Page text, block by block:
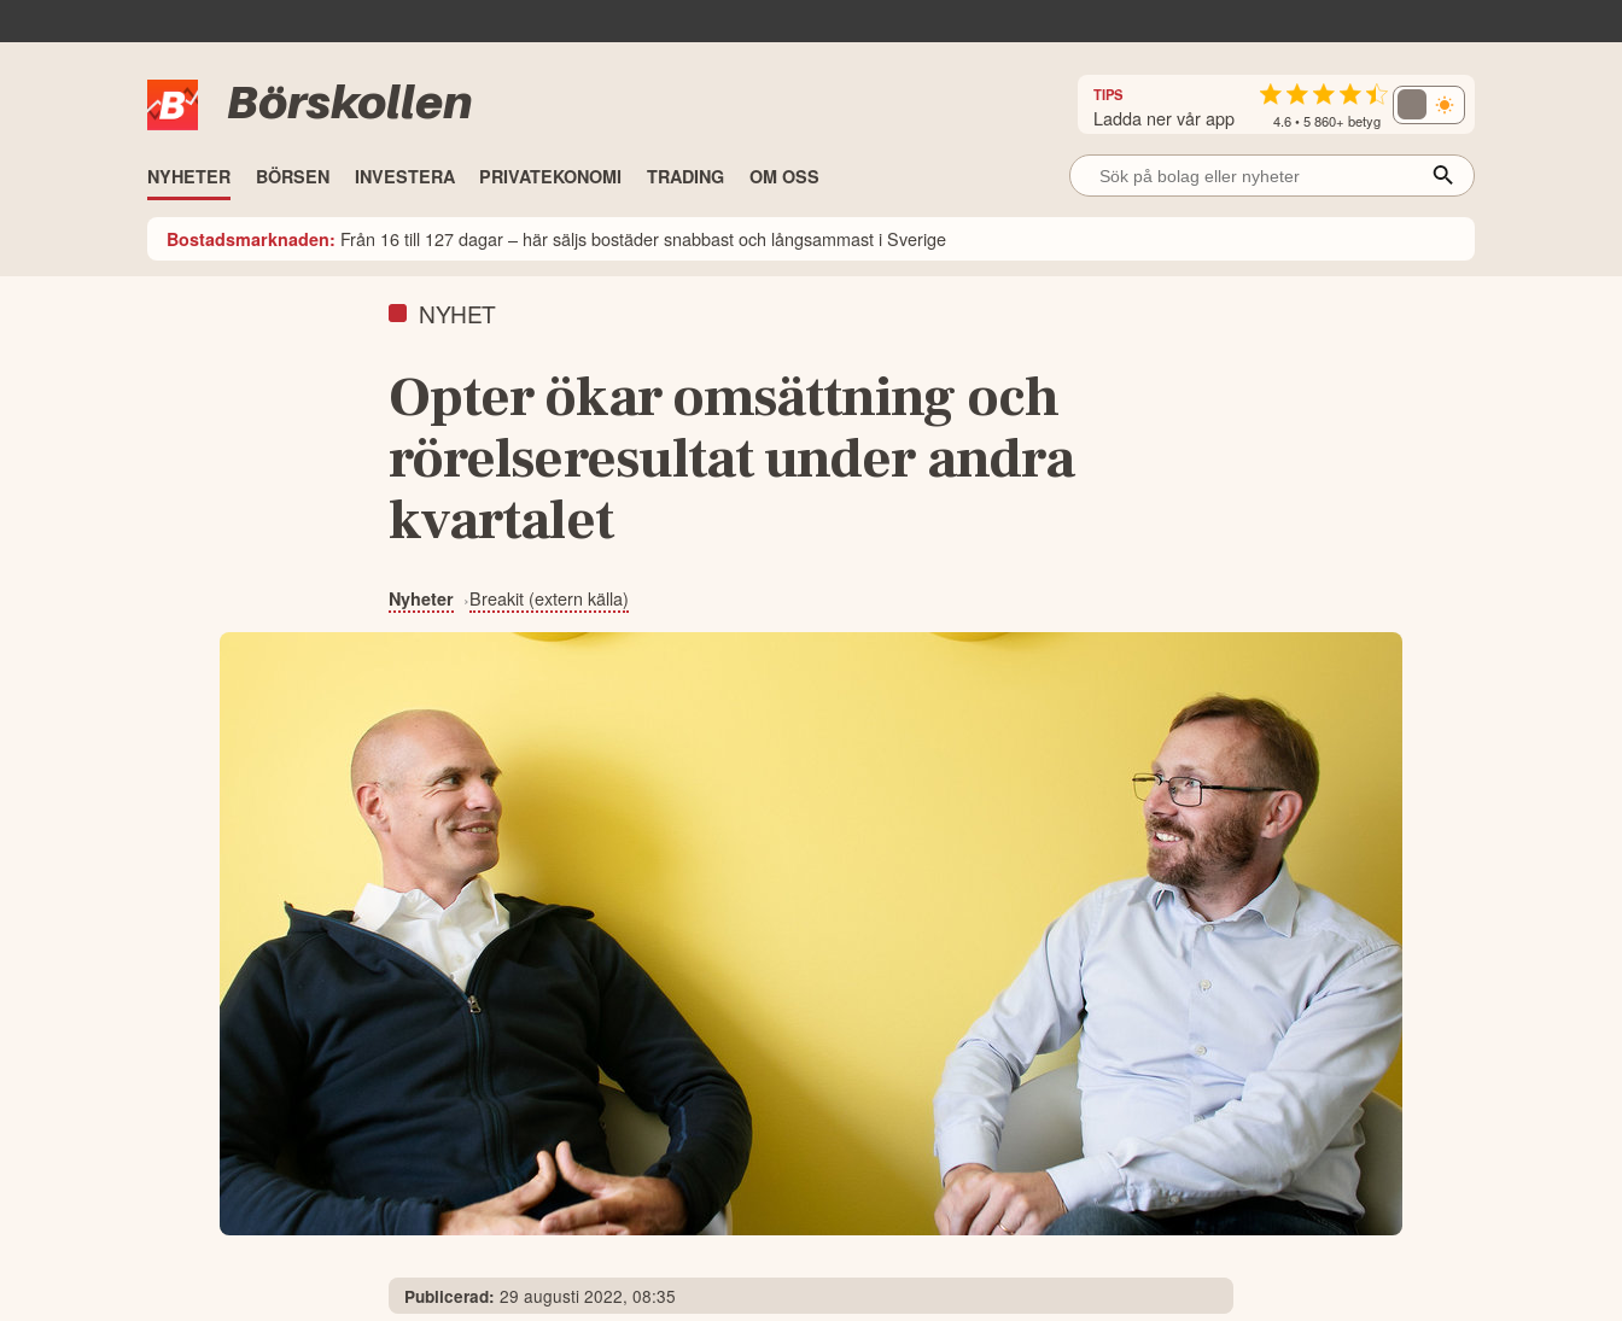
Börskollen TIPS
Ladda ner vår app 4.6 • 5 860+ betyg
NYHETER BÖRSEN INVESTERA PRIVATEKONOMI TRADING OM OSS
Bostadsmarknaden: Från 16 till 127 dagar – här säljs bostäder snabbast och långsammast i Sverige
NYHET
Opter ökar omsättning och
rörelseresultat under andra
kvartalet
Nyheter Breakit (extern källa)
Publicerad: 29 augusti 2022, 08:35